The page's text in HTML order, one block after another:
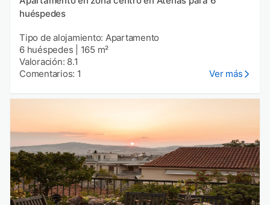
huéspedes
Tipo de alojamiento: Apartamento
6 huéspedes
165 m²
Valoración: 8.1
Comentarios: 1
Ver más